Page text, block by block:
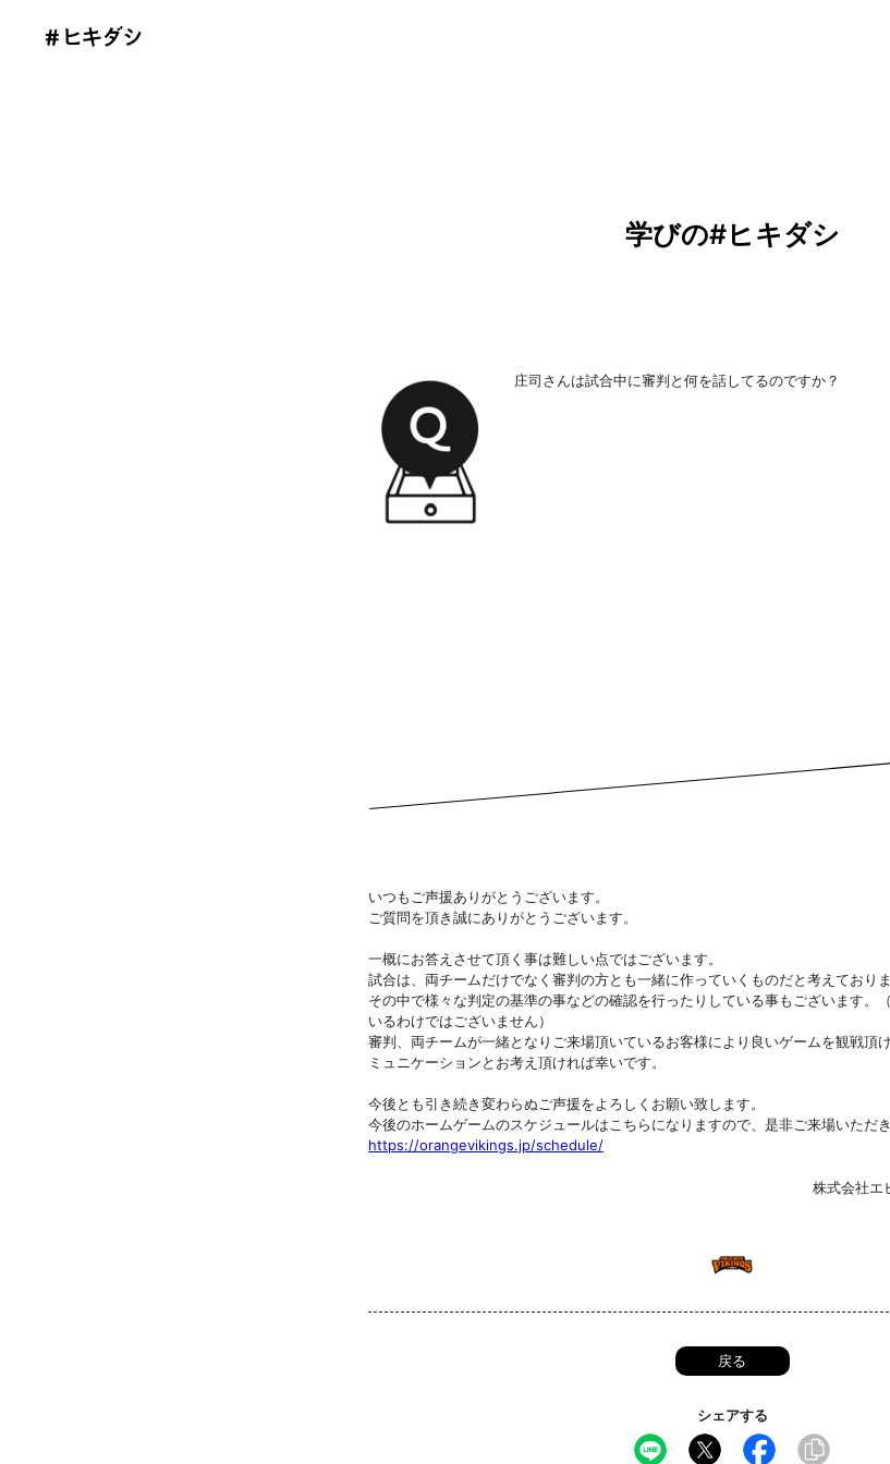
学びの#ヒキダシ
庄司さんは試合中に審判と何を話してるのですか？
いつもご声援ありがとうございます。
ご質問を頂き誠にありがとうございます。
一概にお答えさせて頂く事は難しい点ではございます。
試合は、両チームだけでなく審判の方とも一緒に作っていくものだと考えておりま
その中で様々な判定の基準の事などの確認を行ったりしている事もございます。
いるわけではございません）
審判、両チームが一緒となりご来場頂いているお客様により良いゲームを観戦頂
ミュニケーションとお考え頂ければ幸いです。
今後とも引き続き変わらぬご声援をよろしくお願い致します。
今後のホームゲームのスケジュールはこちらになりますので、是非ご来場いただ
https://orangevikings.jp/schedule/
株式会社エ
戻る
シェアする